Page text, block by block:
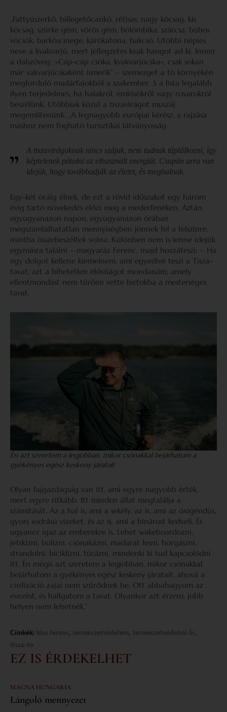
„Fattyúszerkő, billegetőcankó, rétisas, nagy kócsag, kis
kócsag, szürke gém, vörös gém, bölömbika, szárcsa, búbos
vöcsök, barkóscinege, kárókatona, bakcsó. Utóbbi népies
neve a kvakvarjú, mert jellegzetes kvak hangot ad ki. Innen
a dalszöveg: »Csip-csip csóka, kvakvarjúcska«, csak sokan
már vakvarjúcskaként ismerik” – szemezget a tó környékén
megforduló madárfajokból a szakember. S a lista legalább
ilyen terjedelmes, ha halakról, emlősökről vagy rovarokról
beszélünk. Utóbbiak közül a tiszavirágot muszáj
megemlítenünk. „A legnagyobb európai kérész, a rajzása
máshoz nem fogható turisztikai látványosság.
A tiszavirágoknak nincs szájuk, nem tudnak táplálkozni, így
képtelenek pótolni az elhasznált energiát. Csupán arra van
idejük, hogy továbbadják az életet, és meghalnak.
Egy-két óráig élnek, de ezt a rövid időszakot egy három
évig tartó növekedés előzi meg a mederfenéken. Aztán
egyugyanazon napon, egyugyanazon órában
megszámlálhatatlan mennyiségben jönnek fel a felszínre,
mintha összebeszéltek volna. Különben nem is lenne idejük
egymásra találni – magyaráz Ferenc, majd hozzáteszi: – Ha
egy dolgot kellene kiemelnem, ami egyedivé teszi a Tisza-
tavat, azt a hihetetlen élővilágot mondanám, amely
ellentmondást nem tűrően vette birtokba a mesterséges
tavat.
Én azt szeretem a legjobban, mikor csónakkal bejárhatom a
gyékényes egész keskeny járatait
Olyan fajgazdagság van itt, ami egyre nagyobb érték,
mert egyre ritkább. Itt minden állat megtalálja a
számítását. Az a hal is, ami a sekély, az is, ami az oxigéndús,
gyors sodrású vizeket, és az is, ami a hínárost kedveli. És
ugyanez igaz az emberekre is. Lehet wakeboardozni,
jetskizni, bulizni, csónakázni, madarat lesni, horgászni,
strandolni, biciklizni, túrázni, mindenki ki tud kapcsolódni
itt. Én mégis azt szeretem a legjobban, mikor csónakkal
bejárhatom a gyékényes egész keskeny járatait, ahová a
civilizáció zajai nem szűrődnek be. Ott abbahagyom az
evezést, és hallgatom a tavat. Olyankor azt érzem, jobb
helyen nem lehetnék.”
Címkék: , , ,
EZ IS ÉRDEKELHET
MAGNA HUNGARIA
Lángoló mennyezet